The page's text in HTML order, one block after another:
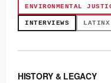
ENVIRONMENTAL
INTERVIEWS LATINX
HISTORY & LEGACY